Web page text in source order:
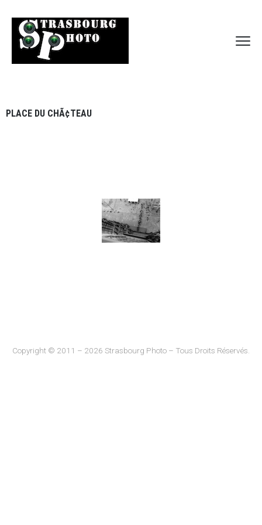
PLACE DU CHÃ¢TEAU
Copyright © 2011 – 2026 Strasbourg Photo – Tous Droits Réservés.